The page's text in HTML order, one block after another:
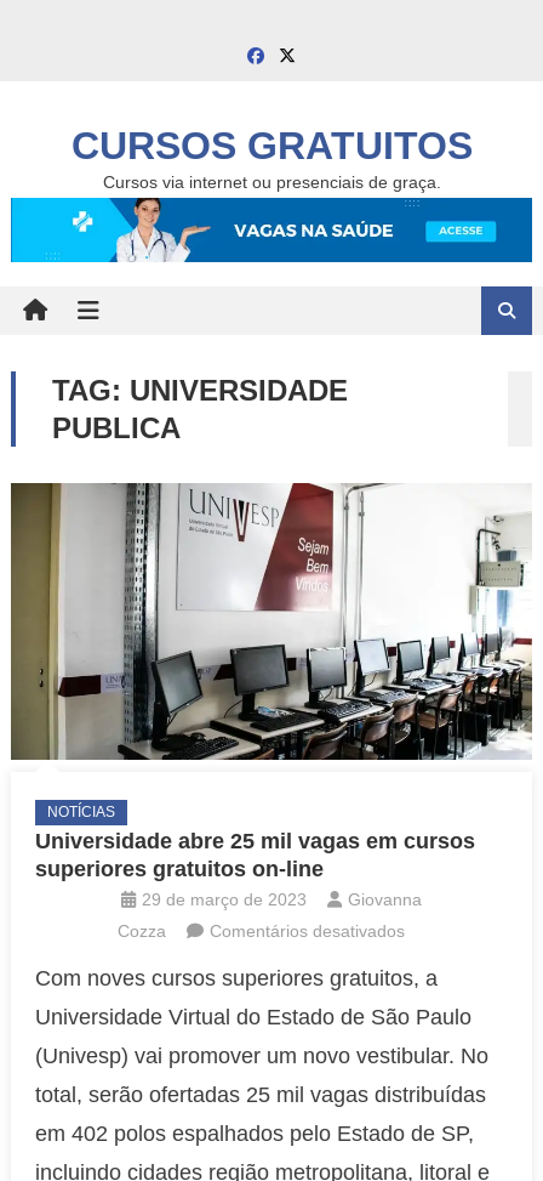
CURSOS GRATUITOS
Cursos via internet ou presenciais de graça.
TAG: UNIVERSIDADE
PUBLICA
NOTÍCIAS
Universidade abre 25 mil vagas em cursos
superiores gratuitos on-line
29 de março de 2023
Giovanna
Cozza
Comentários desativados
abre
25
mil
cursos
superiores
Com noves cursos superiores gratuitos, a
Universidade Virtual do Estado de São Paulo
(Univesp) vai promover um novo vestibular. No
total, serão ofertadas 25 mil vagas distribuídas
em 402 polos espalhados pelo Estado de SP,
incluindo cidades região metropolitana, litoral e